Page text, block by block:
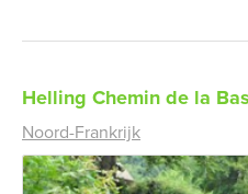
Helling Chemin de la
Noord-Frankrijk